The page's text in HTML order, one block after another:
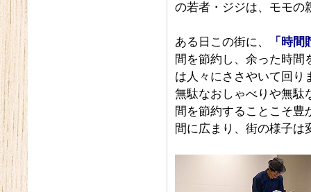
の若者・ジジは、モモの
ある日この街に、
「時
間を節約し、余った時
は人々にささやいて回り
無駄なおしゃべりや無駄
間を節約することこそ豊
間に広まり、街の様子は